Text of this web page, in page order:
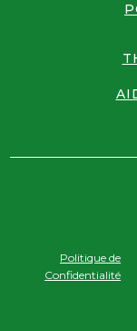
Politique de
Confidentialité